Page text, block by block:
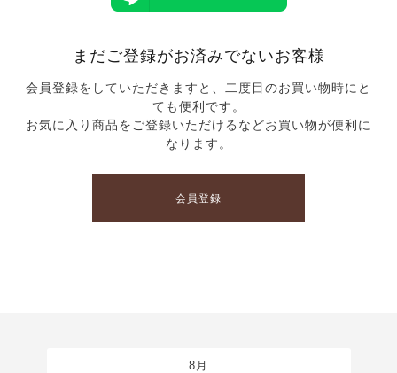
まだご登録がお済みでないお客様
会員登録をしていただきますと、二度目のお買い物時にと
ても便利です。
お気に入り商品をご登録いただけるなどお買い物が便利に
なります。
会員登録
8月